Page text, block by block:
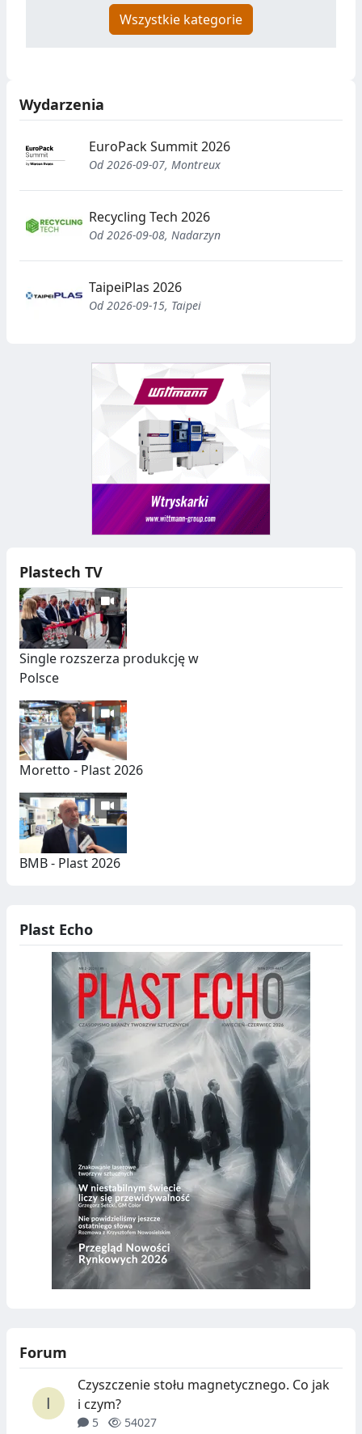
Wszystkie kategorie
Wydarzenia
EuroPack Summit 2026
Od 2026-09-07, Montreux
Recycling Tech 2026
Od 2026-09-08, Nadarzyn
TaipeiPlas 2026
Od 2026-09-15, Taipei
Plastech TV
Single rozszerza produkcję w
Polsce
Moretto - Plast 2026
BMB - Plast 2026
Plast Echo
Forum
Czyszczenie stołu magnetycznego. Co jak
i czym?
5 54027